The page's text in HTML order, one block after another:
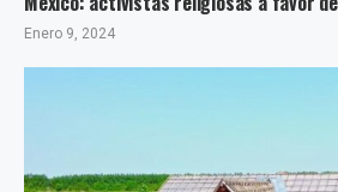
Enero 9, 2024